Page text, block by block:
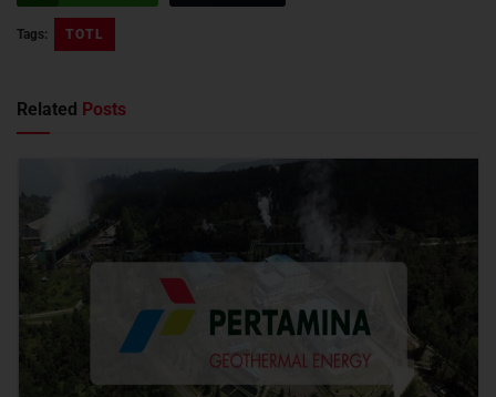
Tags: TOTL
Related Posts